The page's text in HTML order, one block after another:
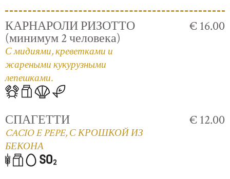
КАРНАРОЛИ РИЗОТТО
(минимум 2 человека)
С мидиями, креветками и
жареными кукурузными
лепешками.
€ 16.00
СПАГЕТТИ
CACIO E PEPE, С КРОШКОЙ ИЗ
БЕКОНА
€ 12.00